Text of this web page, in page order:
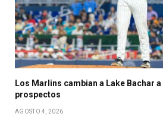
Los Marlins cambian a Lake Bachar
prospectos
AGOSTO 4, 2026